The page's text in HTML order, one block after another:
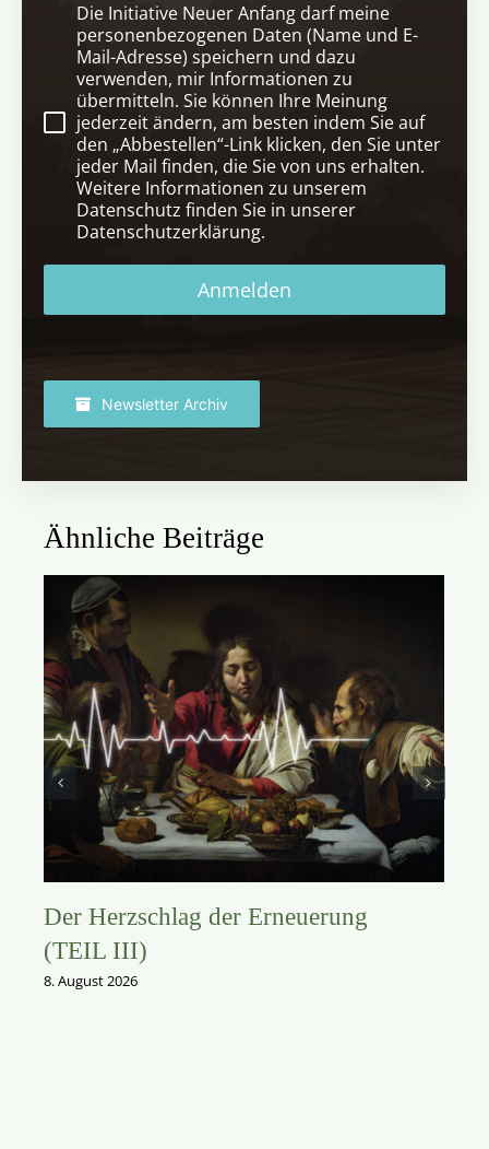
Die Initiative Neuer Anfang darf meine
personenbezogenen Daten (Name und E-
Mail-Adresse) speichern und dazu
verwenden, mir Informationen zu
übermitteln. Sie können Ihre Meinung
jederzeit ändern, am besten indem Sie auf
den „Abbestellen“-Link klicken, den Sie unter
jeder Mail finden, die Sie von uns erhalten.
Weitere Informationen zu unserem
Datenschutz finden Sie in unserer
Datenschutzerklärung.
Anmelden
Newsletter Archiv
Ähnliche Beiträge
Der Herzschlag der Erneuerung
(TEIL III)
8. August 2026